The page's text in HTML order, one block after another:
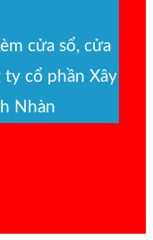
cửa sổ, cửa
ty cổ phần Xây
Nhàn